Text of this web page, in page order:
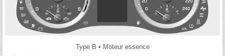
Type B • Moteur essence